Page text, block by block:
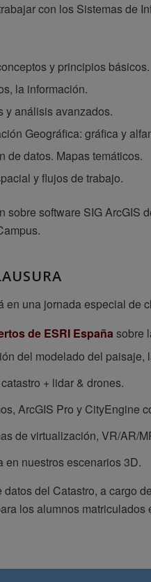
con los Sistemas de
y principios básicos.
la información.
y análisis avanzados.
Geográfica: gráfica y
de datos. Mapas temáticos.
y flujos de trabajo.
sobre software SIG
en una jornada especial de
de ESRI España sobre
del modelado del paisaje,
+ lidar & drones.
ArcGIS Pro y CityEngine
de virtualización, VR/AR/
nuestros escenarios 3D.
del Catastro, a cargo de
los alumnos matriculados